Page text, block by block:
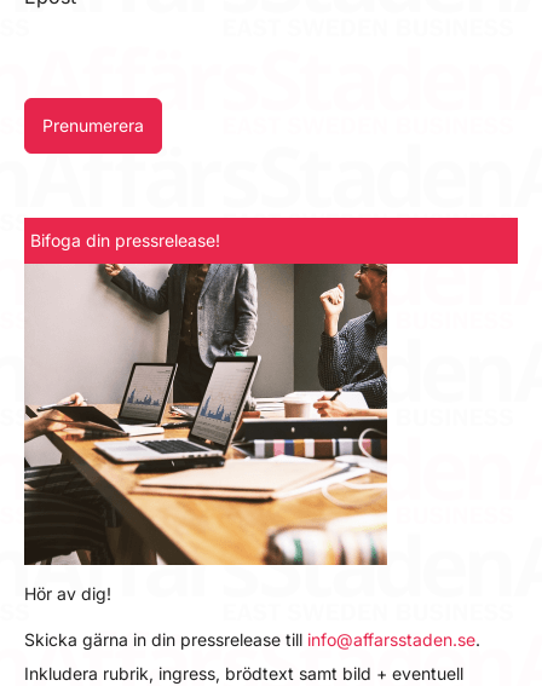
Prenumerera
Bifoga din pressrelease!
Hör av dig!
Skicka gärna in din pressrelease till info@affarsstaden.se.
Inkludera rubrik, ingress, brödtext samt bild + eventuell